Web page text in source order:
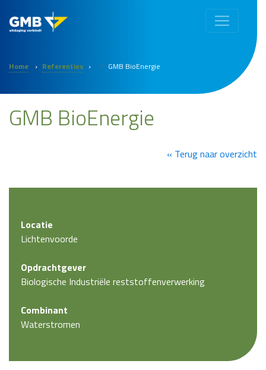
Home › Referenties › GMB BioEnergie
GMB BioEnergie
« Terug naar overzicht
Locatie
Lichtenvoorde
Opdrachtgever
Biologische Industriële reststoffenverwerking
Combinant
Waterstromen